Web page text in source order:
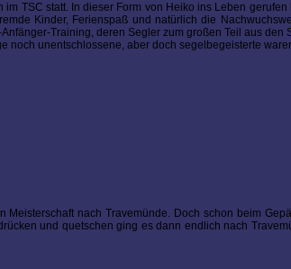
TSC statt. In dieser Form von Heiko ins Leben
Kinder, Ferienspaß und natürlich die
Training, deren Segler zum großen Teil aus den
noch unentschlossene, aber doch segelbegeisterte
nach Travemünde. Doch schon beim
und quetschen ging es dann endlich nach